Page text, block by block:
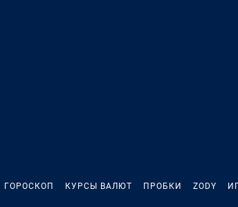
ГОРОСКОП КУРСЫ ВАЛЮТ ПРОБКИ ZODY